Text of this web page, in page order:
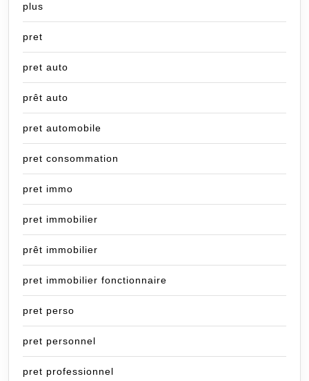
plus
pret
pret auto
prêt auto
pret automobile
pret consommation
pret immo
pret immobilier
prêt immobilier
pret immobilier fonctionnaire
pret perso
pret personnel
pret professionnel